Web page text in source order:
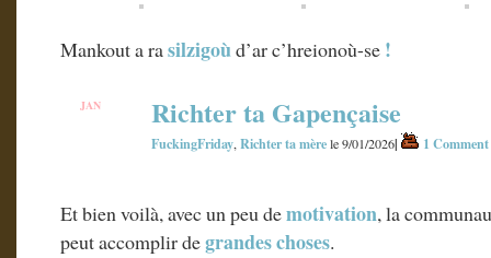
Mankout a rasilzigoùd’ar c’hreionoù-se !
JAN Richter ta Gapençaise
FuckingFriday, Richter ta mèrele 9/01/2026| 1
Et bien voilà, avec un peu demotivation, la
peut accomplir degrandes choses.